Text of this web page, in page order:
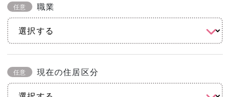
任意 職業
任意 現在の住居区分